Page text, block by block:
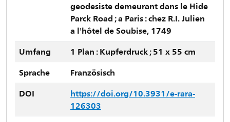
geodesiste demeurant dans le Hide
Parck Road ; a Paris : chez R.I. Julien
a l'hôtel de Soubise, 1749
Umfang
1 Plan : Kupferdruck ; 51 x 55 cm
Sprache
Französisch
DOI
https://doi.org/10.3931/e-rara-
126303